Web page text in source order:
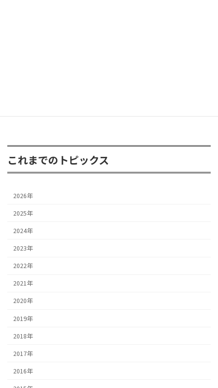
これまでのトピックス
2026年
2025年
2024年
2023年
2022年
2021年
2020年
2019年
2018年
2017年
2016年